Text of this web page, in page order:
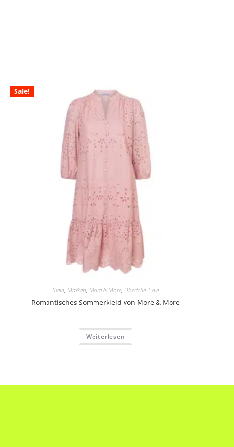
Sale!
Kleid, Marken, More & More, Oberteile, Sale
Romantisches Sommerkleid von More & More
Weiterlesen